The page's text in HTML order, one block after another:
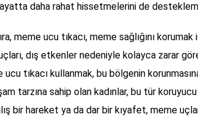
daha rahat hissetmelerini de
meme ucu tıkacı, meme sağlığını
dış etkenler nedeniyle kolayca zarar
ucu tıkacı kullanmak, bu bölgenin
tarzına sahip olan kadınlar, bu tür
bir hareket ya da dar bir kıyafet, meme